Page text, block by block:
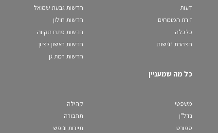
דעות
זירת המומחים
כלכלה
הצהרת נגישות
חדשות גבעת שמואל
חדשות חולון
חדשות פתח תקווה
חדשות ראשון לציון
חדשות רמת גן
כל מה שמעניין
משפטי
נדל"ן
ספורט
קהילה
תחבורה
תיירות ונופש